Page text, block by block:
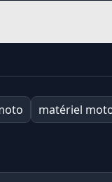
matériel